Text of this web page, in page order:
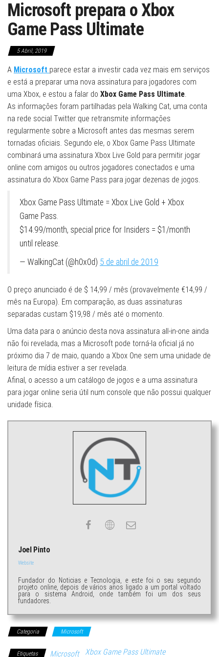
Microsoft prepara o Xbox
Game Pass Ultimate
5 Abril, 2019
A Microsoft parece estar a investir cada vez mais em serviços
e está a preparar uma nova assinatura para jogadores com
uma Xbox, e estou a falar do Xbox Game Pass Ultimate.
As informações foram partilhadas pela Walking Cat, uma conta
na rede social Twitter que retransmite informações
regularmente sobre a Microsoft antes das mesmas serem
tornadas oficiais. Segundo ele, o Xbox Game Pass Ultimate
combinará uma assinatura Xbox Live Gold para permitir jogar
online com amigos ou outros jogadores conectados e uma
assinatura do Xbox Game Pass para jogar dezenas de jogos.
Xbox Game Pass Ultimate = Xbox Live Gold + Xbox
Game Pass.
$14.99/month, special price for Insiders = $1/month
until release.
— WalkingCat (@h0x0d) 5 de abril de 2019
O preço anunciado é de $ 14,99 / mês (provavelmente €14,99 /
mês na Europa). Em comparação, as duas assinaturas
separadas custam $19,98 / mês até o momento.
Uma data para o anúncio desta nova assinatura all-in-one ainda
não foi revelada, mas a Microsoft pode torná-la oficial já no
próximo dia 7 de maio, quando a Xbox One sem uma unidade de
leitura de mídia estiver a ser revelada.
Afinal, o acesso a um catálogo de jogos e a uma assinatura
para jogar online seria útil num console que não possui qualquer
unidade física.
Joel Pinto
Website
Fundador do Noticias e Tecnologia, e este foi o seu segundo
projeto online, depois de vários anos ligado a um portal voltado
para o sistema Android, onde também foi um dos seus
fundadores.
Categoria Microsoft
Etiquetas Microsoft Xbox Game Pass Ultimate